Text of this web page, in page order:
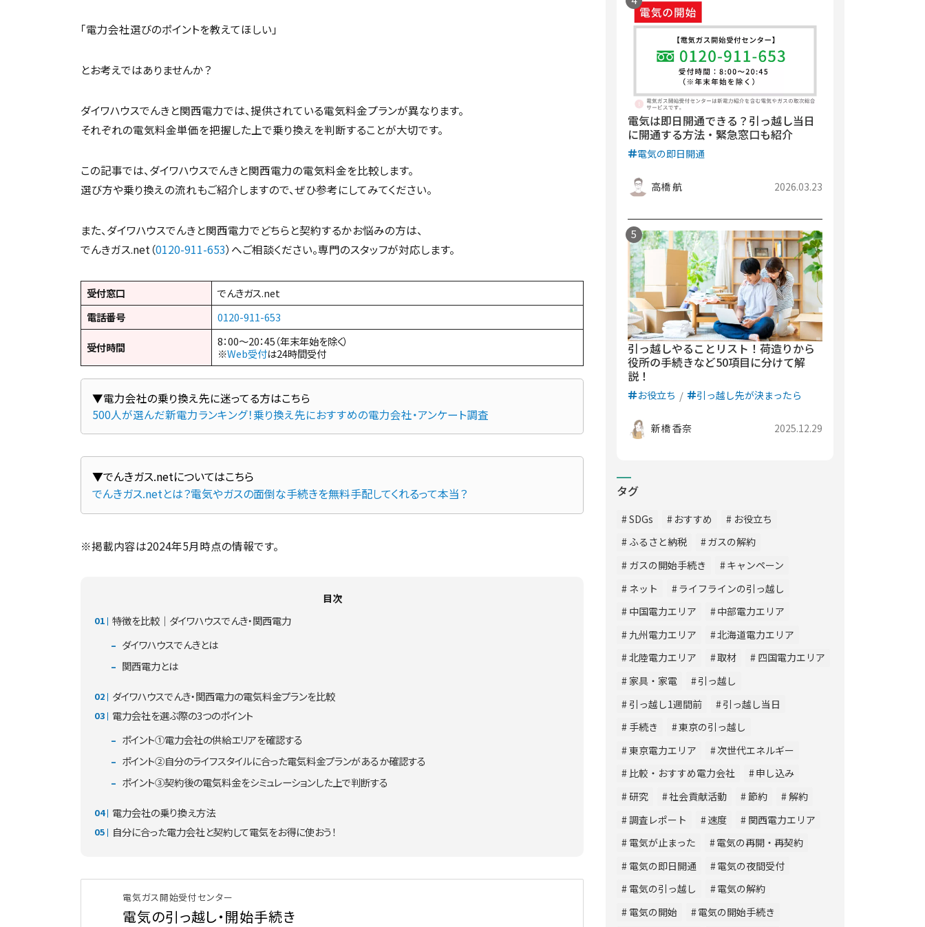
「電力会社選びのポイントを教えてほしい」
とお考えではありませんか？
ダイワハウスでんきと関西電力では、提供されている電気料金プランが異なります。
それぞれの電気料金単価を把握した上で乗り換えを判断することが大切です。
この記事では、ダイワハウスでんきと関西電力の電気料金を比較します。
選び方や乗り換えの流れもご紹介しますので、ぜひ参考にしてみてください。
また、ダイワハウスでんきと関西電力でどちらと契約するかお悩みの方は、
でんきガス.net（0120-911-653）へご相談ください。専門のスタッフが対応します。
受付窓口
でんきガス.net
電話番号
0120-911-653
受付時間
8：00～20：45（年末年始を除く）
※Web受付は24時間受付
500人が選んだ新電力ランキング！乗り換え先におすすめの電力会社・アンケート調査
でんきガス.netとは？電気やガスの面倒な手続きを無料手配してくれるって本当？
※掲載内容は2024年5月時点の情報です。
目次
特徴を比較｜ダイワハウスでんき・関西電力
ダイワハウスでんきとは
関西電力とは
ダイワハウスでんき・関西電力の電気料金プランを比較
電力会社を選ぶ際の3つのポイント
ポイント①電力会社の供給エリアを確認する
ポイント②自分のライフスタイルに合った電気料金プランがあるか確認する
ポイント③契約後の電気料金をシミュレーションした上で判断する
電力会社の乗り換え方法
自分に合った電力会社と契約して電気をお得に使おう！
電気ガス開始受付センター
電気の引っ越し・開始手続き
電気は即日開通できる？引っ越し当日
に開通する方法・緊急窓口も紹介
電気の即日開通
高橋 航 2026.03.23
引っ越しやることリスト！荷造りから
役所の手続きなど50項目に分けて解
説！
お役立ち 引っ越し先が決まったら
新橋 香奈 2025.12.29
タグ
SDGs おすすめ
お役立ち
ふるさと納税
ガスの解約
ガスの開始手続き
キャンペーン
ネット
ライフラインの引っ越し
中国電力エリア
中部電力エリア
九州電力エリア
北海道電力エリア
北陸電力エリア
取材
四国電力エリア
家具・家電
引っ越し
引っ越し1週間前
引っ越し当日
手続き
東京の引っ越し
東京電力エリア
次世代エネルギー
比較・おすすめ電力会社
申し込み
研究
社会貢献活動 節約
解約
調査レポート
速度
関西電力エリア
電気が止まった
電気の再開・再契約
電気の即日開通
電気の夜間受付
電気の引っ越し
電気の解約
電気の開始
電気の開始手続き